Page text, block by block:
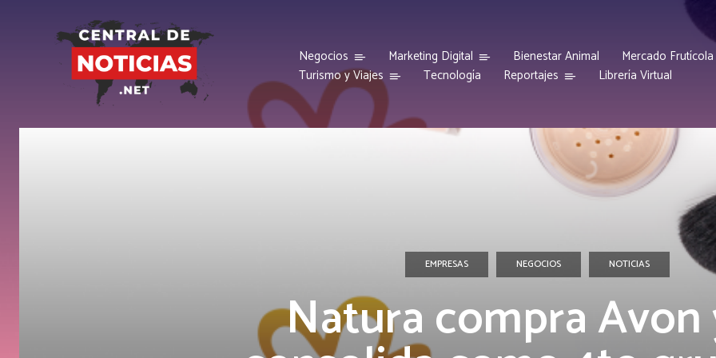
Negocios Marketing Digital Bienestar Animal
Mercado Frutícola
Turismo y Viajes
Tecnología Reportajes Librería Virtual
EMPRESAS NEGOCIOS NOTICIAS
Natura compra Avon